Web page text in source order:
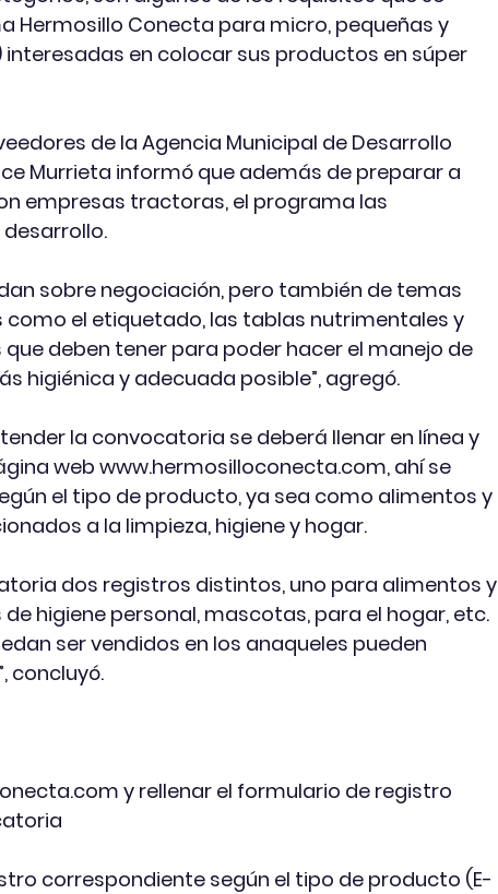
Hermosillo Conecta para micro, pequeñas y
interesadas en colocar sus productos en súper
de la Agencia Municipal de Desarrollo
Murrieta informó que además de preparar a
empresas tractoras, el programa las
sobre negociación, pero también de temas
el etiquetado, las tablas nutrimentales y
deben tener para poder hacer el manejo de
higiénica y adecuada posible”, agregó.
la convocatoria se deberá llenar en línea y
web www.hermosilloconecta.com, ahí se
el tipo de producto, ya sea como alimentos y
a la limpieza, higiene y hogar.
dos registros distintos, uno para alimentos y
higiene personal, mascotas, para el hogar, etc.
ser vendidos en los anaqueles pueden
concluyó.
y rellenar el formulario de registro
correspondiente según el tipo de producto (E-